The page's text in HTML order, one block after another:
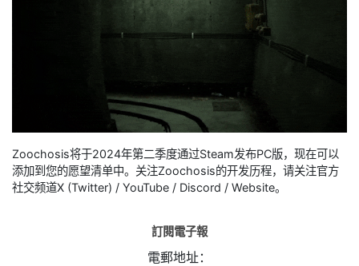
Zoochosis将于2024年第二季度通过Steam发布PC版，现在可以
添加到您的愿望清单中。关注Zoochosis的开发历程，请关注官方
社交频道X (Twitter) / YouTube / Discord / Website。
訂閱電子報
電郵地址：